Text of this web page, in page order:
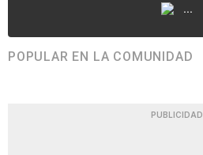
...
POPULAR EN LA COMUNIDAD
PUBLICIDAD